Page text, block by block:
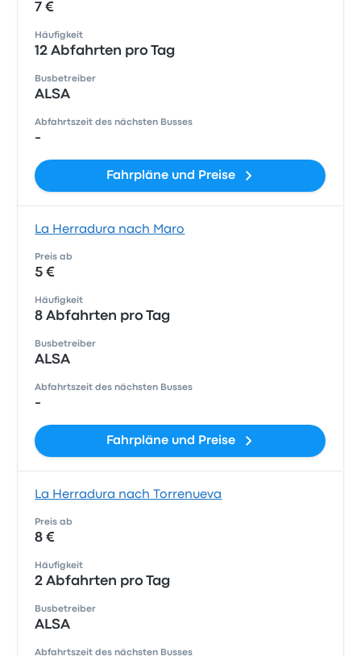
7 €
Häufigkeit
12 Abfahrten pro Tag
Busbetreiber
ALSA
Abfahrtszeit des nächsten Busses
-
Fahrpläne und Preise
La Herradura nach Maro
Preis ab
5 €
Häufigkeit
8 Abfahrten pro Tag
Busbetreiber
ALSA
Abfahrtszeit des nächsten Busses
-
Fahrpläne und Preise
La Herradura nach Torrenueva
Preis ab
8 €
Häufigkeit
2 Abfahrten pro Tag
Busbetreiber
ALSA
Abfahrtszeit des nächsten Busses